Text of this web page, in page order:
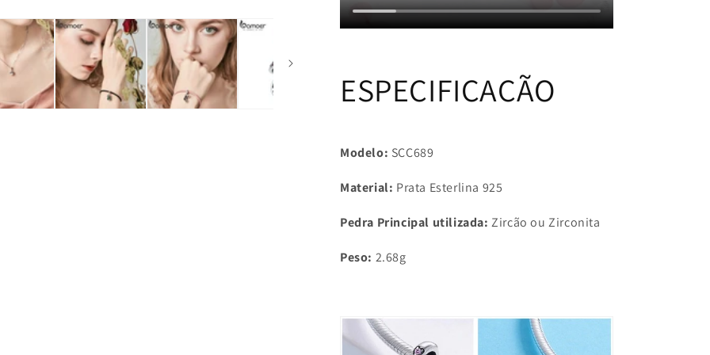
ESPECIFICAÇÃO
Modelo: SCC689
Material: Prata Esterlina 925
Pedra Principal utilizada: Zircão ou Zirconita
Peso: 2.68g